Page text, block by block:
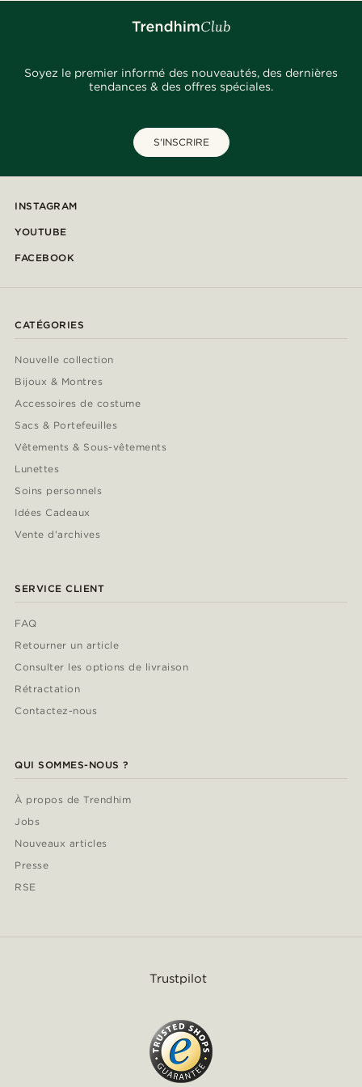
Soyez le premier informé des nouveautés, des dernières
tendances & des offres spéciales.
S'INSCRIRE
INSTAGRAM
YOUTUBE
FACEBOOK
CATÉGORIES
Nouvelle collection
Bijoux & Montres
Accessoires de costume
Sacs & Portefeuilles
Vêtements & Sous-vêtements
Lunettes
Soins personnels
Idées Cadeaux
Vente d'archives
SERVICE CLIENT
FAQ
Retourner un article
Consulter les options de livraison
Rétractation
Contactez-nous
QUI SOMMES-NOUS ?
À propos de Trendhim
Jobs
Nouveaux articles
Presse
RSE
Trustpilot